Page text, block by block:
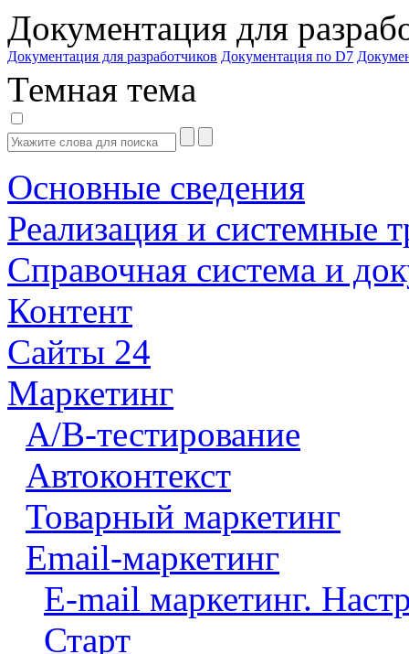
Документация для
Документация для разработчиков Документация по D7
Темная тема
Основные сведения
Реализация и системные
Справочная система и
Контент
Сайты 24
Маркетинг
A/B-тестирование
Автоконтекст
Товарный маркетинг
Email-маркетинг
E-mail маркетинг.
Старт